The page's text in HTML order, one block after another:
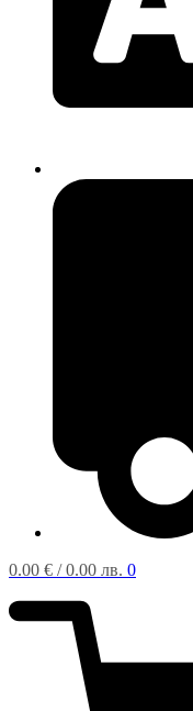
0.00 € / 0.00 лв. 0